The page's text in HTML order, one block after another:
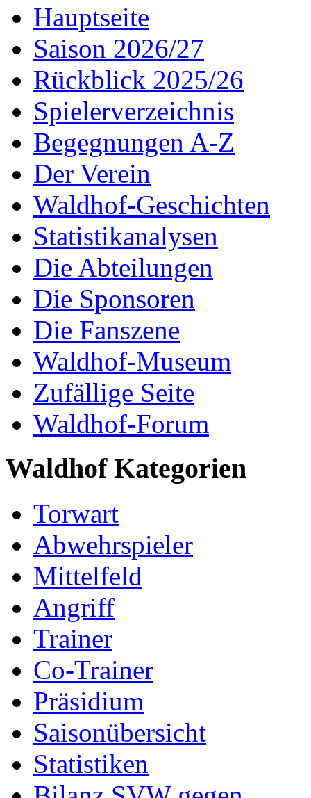
Hauptseite
Saison 2026/27
Rückblick 2025/26
Spielerverzeichnis
Begegnungen A-Z
Der Verein
Waldhof-Geschichten
Statistikanalysen
Die Abteilungen
Die Sponsoren
Die Fanszene
Waldhof-Museum
Zufällige Seite
Waldhof-Forum
Waldhof Kategorien
Torwart
Abwehrspieler
Mittelfeld
Angriff
Trainer
Co-Trainer
Präsidium
Saisonübersicht
Statistiken